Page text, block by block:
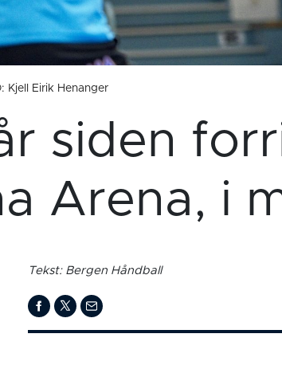
Kjell Eirik Henanger
siden
Arena, i
Tekst: Bergen Håndball